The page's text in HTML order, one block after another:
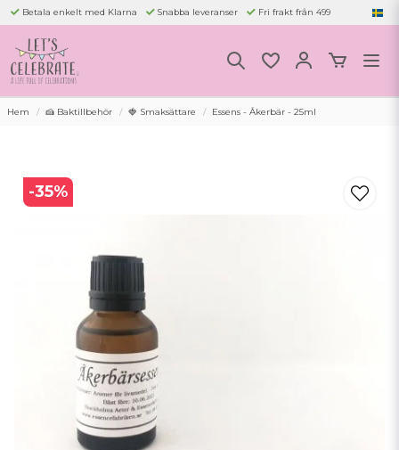
Betala enkelt med Klarna Snabba leveranser Fri frakt från 499
Hem 🍰 Baktillbehör 🍓 Smaksättare Essens - Åkerbär - 25ml
-35%